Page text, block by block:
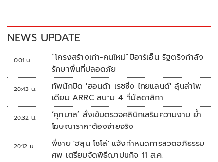
k k
NEWS UPDATE
0:01 น.
“โครงสร้างเก่า-คนใหม่”บีอาร์เอ็น รัฐตรึงกำลัง
รักษาพื้นที่ปลอดภัย
20:43 น.
ทัพนักบิด 'ฮอนด้า เรซซิ่ง ไทยแลนด์' ลุ้นล่าโพ
เดียม ARRC สนาม 4 ที่มัลดาลิกา
20:32 น.
‘ศุภมาส’ สั่งเข้มตรวจคลินิกเสริมความงาม ย้ำ
โฆษณาราคาต้องจ่ายจริง
20:12 น.
พี่ชาย 'ฮลุน โซโล่' แจ้งกำหนดการสวดอภิธรรม
ศพ เตรียมจัดพิธีฌาปนกิจ 11 ส.ค.